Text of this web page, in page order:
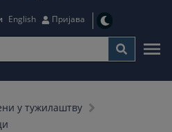
English Пријава
у тужилаштву